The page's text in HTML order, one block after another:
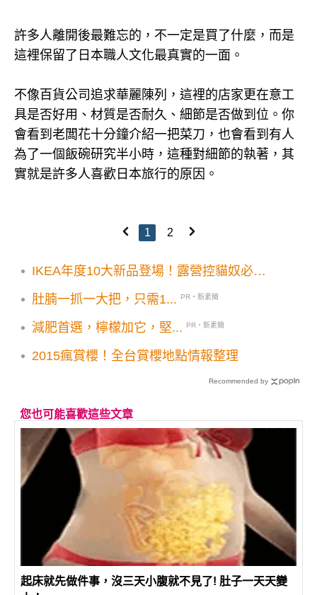
許多人離開後最難忘的，不一定是買了什麼，而是
這裡保留了日本職人文化最真實的一面。
不像百貨公司追求華麗陳列，這裡的店家更在意工
具是否好用、材質是否耐久、細節是否做到位。你
會看到老闆花十分鐘介紹一把菜刀，也會看到有人
為了一個飯碗研究半小時，這種對細節的執著，其
實就是許多人喜歡日本旅行的原因。
1 2
IKEA年度10大新品登場！露營控貓奴必看
肚腩一抓一大把，只需1...
PR・新素簡
減肥首選，檸檬加它，堅... PR・新素簡
2015瘋賞櫻！全台賞櫻地點情報整理
Recommended by
您也可能喜歡這些文章
起床就先做件事，沒三天小腹就不見了! 肚子一天天變